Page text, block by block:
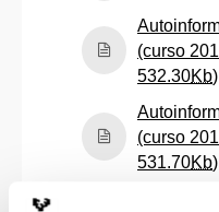
(curso
532.30Kb)
(curso
531.70Kb)